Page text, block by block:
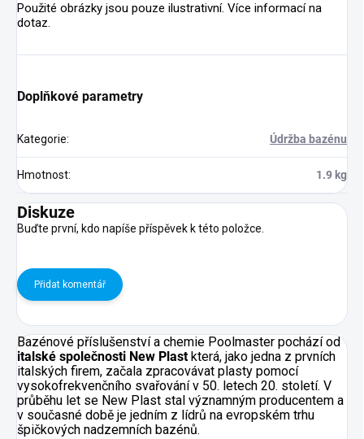
Použité obrázky jsou pouze ilustrativní. Více informací na
dotaz.
Doplňkové parametry
Kategorie: Údržba bazénu
Hmotnost: 1.9 kg
Diskuze
Buďte první, kdo napíše příspěvek k této položce.
Přidat komentář
Bazénové příslušenství a chemie Poolmaster pochází od
italské společnosti New Plastkterá, jako jedna z prvních
italských firem, začala zpracovávat plasty pomocí
vysokofrekvenčního svařování v 50. letech 20. století. V
průběhu let se New Plast stal významným producentem a
v současné době je jedním z lídrů na evropském trhu
špičkových nadzemních bazénů.